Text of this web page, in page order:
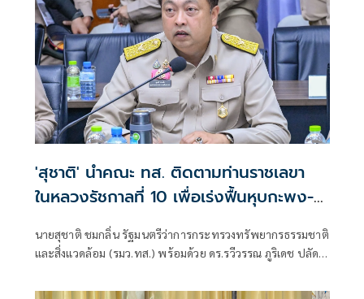
'สุชาติ' นำคณะ ทส. ติดตามท่านราชเลขา
ในหลวงรัชกาลที่ 10 เพื่อเร่งฟื้นหุบกะพง-
ห้วยทรายใต้ แก้น้ำแล้ง-เพิ่มพื้นที่สีเขียว ยก
ระดับคุณภาพชีวิตประชาชน
นายสุชาติ ชมกลิ่น รัฐมนตรีว่าการกระทรวงทรัพยากรธรรมชาติ
และสิ่งแวดล้อม (รมว.ทส.) พร้อมด้วย ดร.รวีวรรณ ภูริเดช ปลัด
บริหาร ลงพื้นที่จังหวัดเพชรบุรี เพื่อติดตามความก้าวหน้า